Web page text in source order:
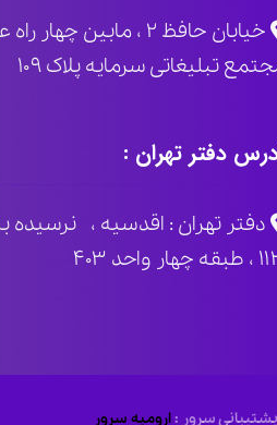
خیابان حافظ ۲ ،
تبلیغاتی سرمایه پلاک ۱۰۹
دفتر تهران :
دفتر تهران : اقدسیه ، نرسیده
واحد ۴۰۳
پشتیبانی سرور :ارومیه سرور